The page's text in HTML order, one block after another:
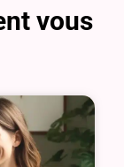
vous